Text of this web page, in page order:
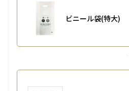
ビニール袋(特大)